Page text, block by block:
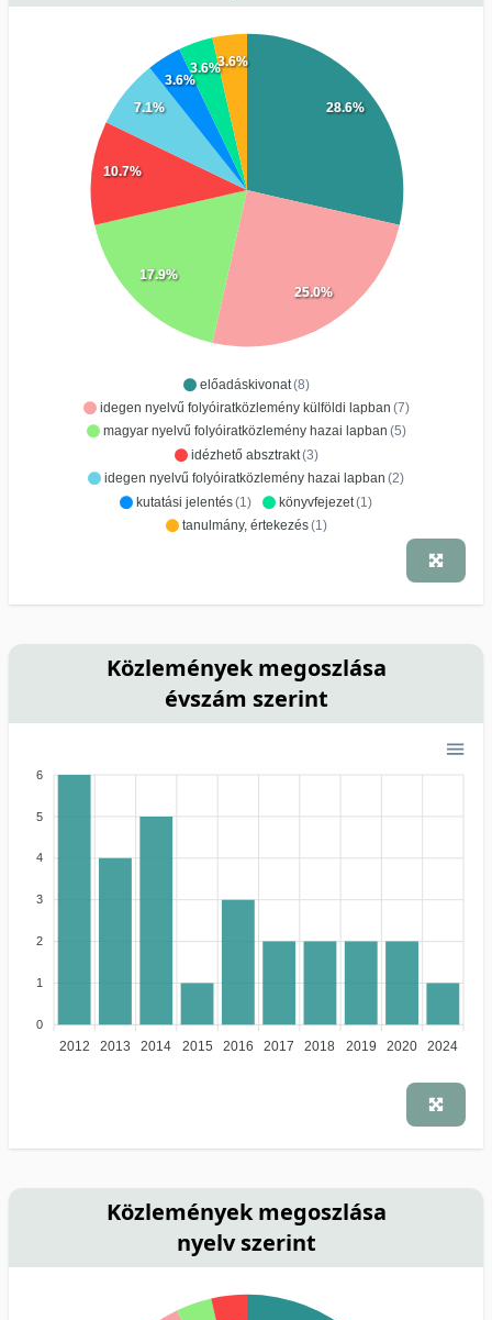
előadáskivonat(8)
idegen nyelvű folyóiratközlemény külföldi lapban (7)
magyar nyelvű folyóiratközlemény hazai lapban (5)
idézhető absztrakt(3)
idegen nyelvű folyóiratközlemény hazai lapban (2)
kutatási jelentés(1) könyvfejezet(1)
tanulmány, értekezés(1)
28.6%
25.0%
17.9%
10.7%
7.1%
3.6%
3.6%3.6%
Közlemények megoszlása
évszám szerint
6
5
4
3
2
1
0
2012 2013 2014 2015 2016 2017 2018 2019 2020 2024
Közlemények megoszlása
nyelv szerint